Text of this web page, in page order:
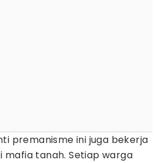
premanisme ini juga bekerja
mafia tanah. Setiap warga